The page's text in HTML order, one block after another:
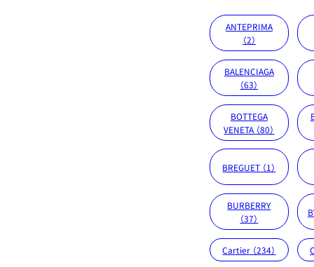
ANTEPRIMA
（2）
BALENCIAGA
（63）
BOTTEGA
VENETA （80）
BREGUET （1）
BURBERRY
（37）
Cartier （234）